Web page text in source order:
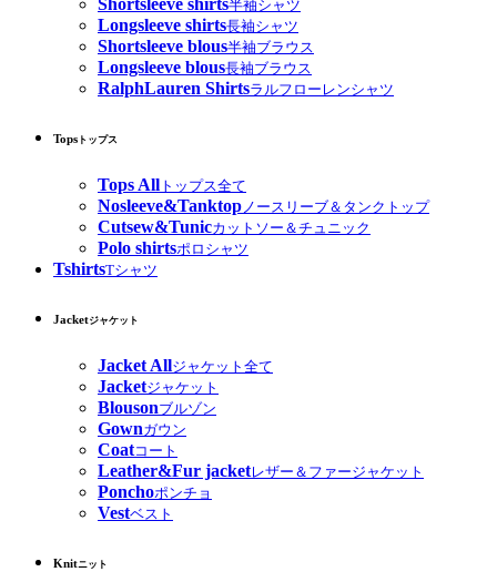
Shortsleeve shirts半袖シャツ
Longsleeve shirts長袖シャツ
Shortsleeve blous半袖ブラウス
Longsleeve blous長袖ブラウス
RalphLauren Shirtsラルフローレンシャツ
Tops トップス
Tops All トップス全て
Nosleeve&Tanktopノースリーブ＆タンクトップ
Cutsew&Tunicカットソー＆チュニック
Polo shirtsポロシャツ
TshirtsTシャツ
Jacketジャケット
Jacket Allジャケット全て
Jacketジャケット
Blousonブルゾン
Gownガウン
Coatコート
Leather&Fur jacketレザー＆ファージャケット
Ponchoポンチョ
Vestベスト
Knitニット